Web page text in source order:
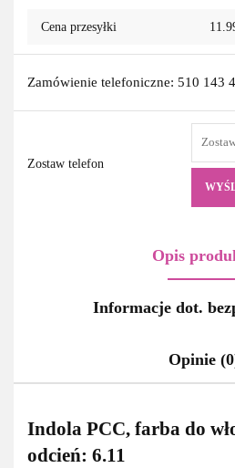
Cena przesyłki
Zamówienie telefoniczne: 510 143
Zostaw telefon
Opis
Informacje dot.
Opinie
Indola PCC, farba do
odcień: 6.11